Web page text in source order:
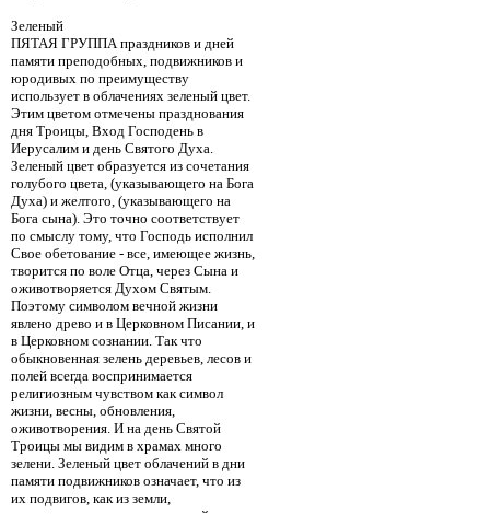
Зеленый
ПЯТАЯ ГРУППА праздников и дней
памяти преподобных, подвижников и
юродивых по преимуществу
использует в облачениях зеленый цвет.
Этим цветом отмечены празднования
дня Троицы, Вход Господень в
Иерусалим и день Святого Духа.
Зеленый цвет образуется из сочетания
голубого цвета, (указывающего на Бога
Духа) и желтого, (указывающего на
Бога сына). Это точно соответствует
по смыслу тому, что Господь исполнил
Свое обетование - все, имеющее жизнь,
творится по воле Отца, через Сына и
оживотворяется Духом Святым.
Поэтому символом вечной жизни
явлено древо и в Церковном Писании, и
в Церковном сознании. Так что
обыкновенная зелень деревьев, лесов и
полей всегда воспринимается
религиозным чувством как символ
жизни, весны, обновления,
оживотворения. И на день Святой
Троицы мы видим в храмах много
зелени. Зеленый цвет облачений в дни
памяти подвижников означает, что из
их подвигов, как из земли,